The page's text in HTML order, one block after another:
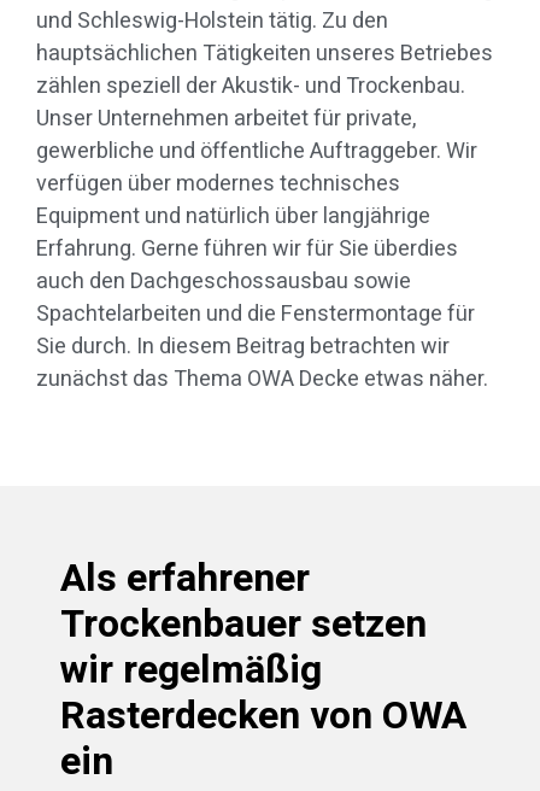
und Schleswig-Holstein tätig. Zu den
hauptsächlichen Tätigkeiten unseres Betriebes
zählen speziell der Akustik- und Trockenbau.
Unser Unternehmen arbeitet für private,
gewerbliche und öffentliche Auftraggeber. Wir
verfügen über modernes technisches
Equipment und natürlich über langjährige
Erfahrung. Gerne führen wir für Sie überdies
auch den Dachgeschossausbau sowie
Spachtelarbeiten und die Fenstermontage für
Sie durch. In diesem Beitrag betrachten wir
zunächst das Thema OWA Decke etwas näher.
Als erfahrener
Trockenbauer setzen
wir regelmäßig
Rasterdecken von OWA
ein